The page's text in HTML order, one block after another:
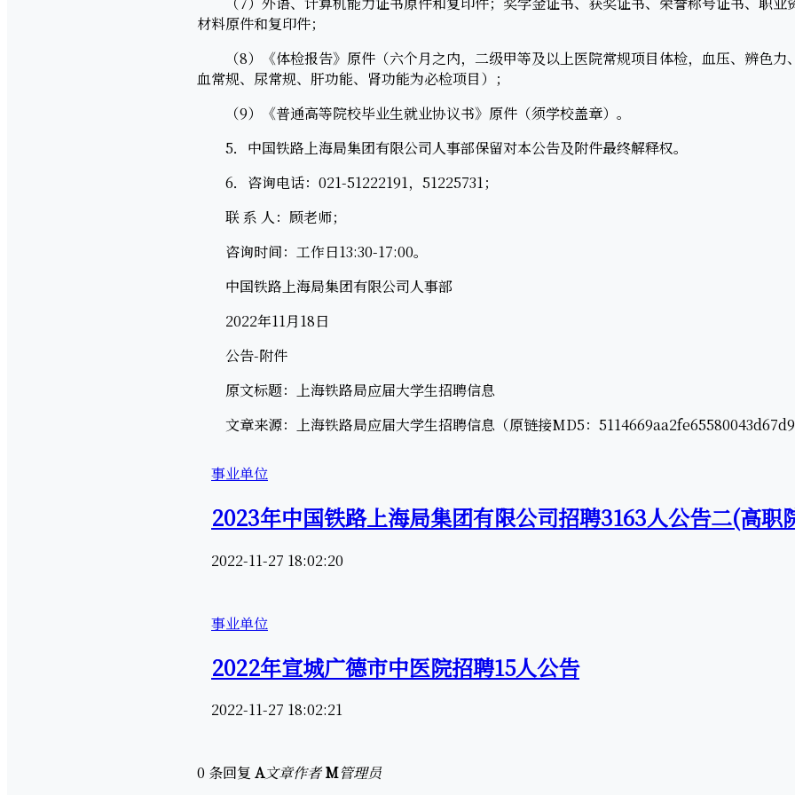
材料原件和复印件；
（8）《体检报告》原件（六个月之内，二级甲等及以上医院常规项目体检，血压、辨色力
血常规、尿常规、肝功能、肾功能为必检项目）；
（9）《普通高等院校毕业生就业协议书》原件（须学校盖章）。
5．中国铁路上海局集团有限公司人事部保留对本公告及附件最终解释权。
6．咨询电话：021-51222191，51225731；
联 系 人：顾老师；
咨询时间：工作日13:30-17:00。
中国铁路上海局集团有限公司人事部
2022年11月18日
公告-附件
原文标题：上海铁路局应届大学生招聘信息
文章来源：上海铁路局应届大学生招聘信息（原链接MD5：
事业单位
2023年中国铁路上海局集团有限公司招聘3163人公告二(高职
2022-11-27 18:02:20
事业单位
2022年宣城广德市中医院招聘15人公告
2022-11-27 18:02:21
0 条回复 A文章作者 M管理员